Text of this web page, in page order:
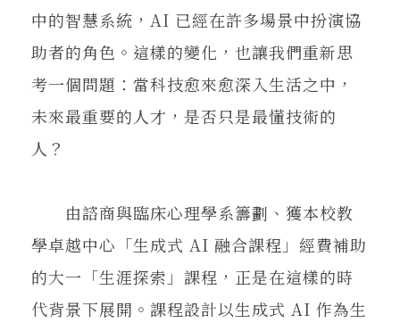
中的智慧系統，AI 已經在許多場景中扮演協
助者的角色。這樣的變化，也讓我們重新思
考一個問題：當科技愈來愈深入生活之中，
未來最重要的人才，是否只是最懂技術的
人？
由諮商與臨床心理學系籌劃、獲本校教
學卓越中心「生成式 AI 融合課程」經費補助
的大一「生涯探索」課程，正是在這樣的時
代背景下展開。課程設計以生成式 AI 作為生